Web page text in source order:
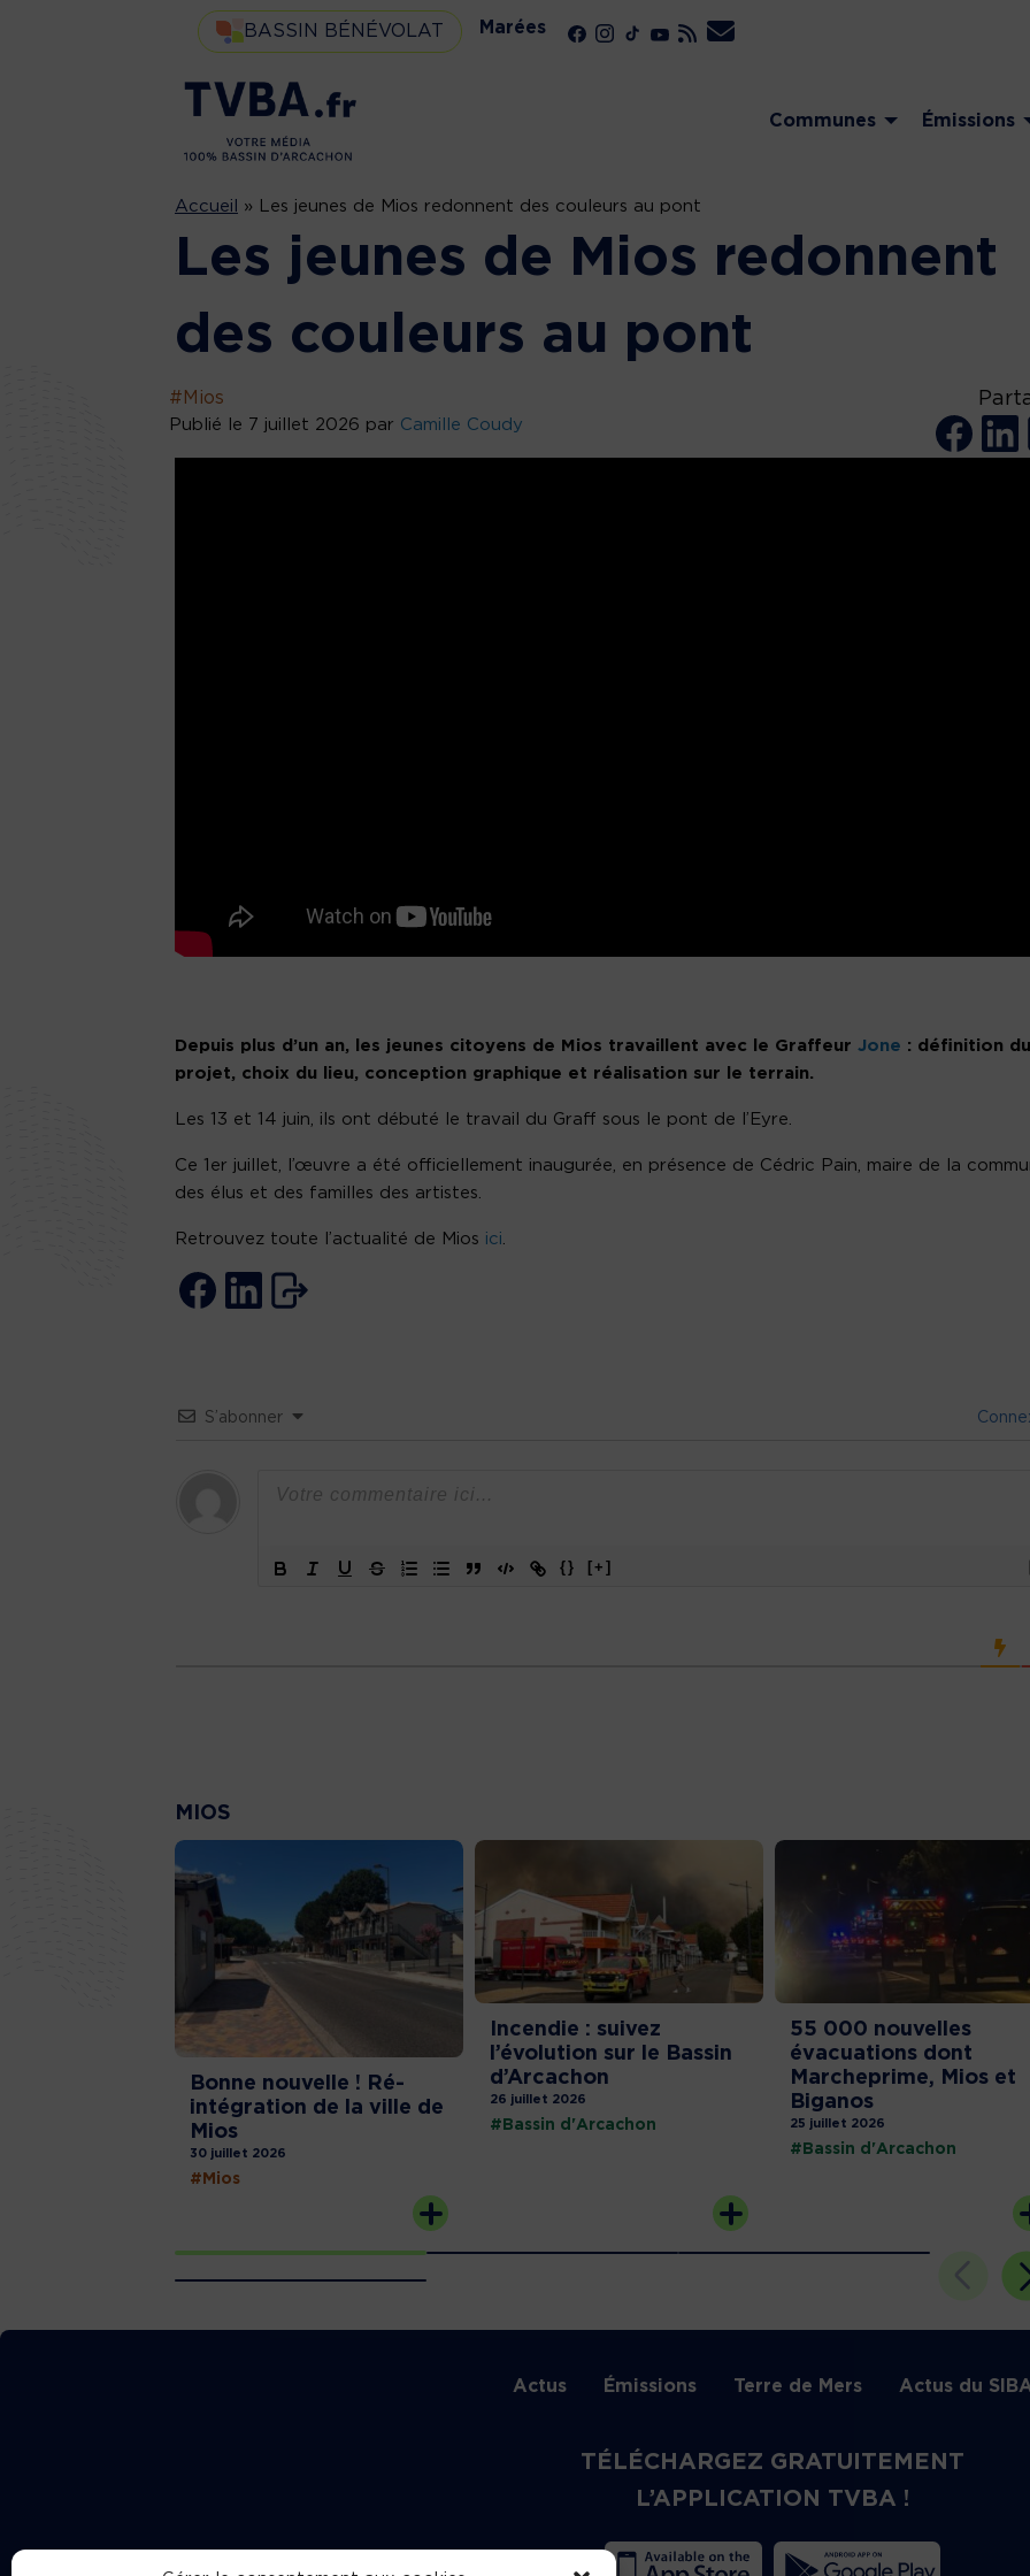
BASSIN BÉNÉVOLAT Marées
Communes Émissions
Accueil » Les jeunes de Mios redonnent des couleurs au pont
Les jeunes de Mios redonnent
des couleurs au pont
#Mios
Publié le 7 juillet 2026 par Camille Coudy
Depuis plus d’un an, les jeunes citoyens de Mios travaillent avec le Graffeur Jone : définition du
projet, choix du lieu, conception graphique et réalisation sur le terrain.
Les 13 et 14 juin, ils ont débuté le travail du Graff sous le pont de l’Eyre.
Ce 1er juillet, l’œuvre a été officiellement inaugurée, en présence de Cédric Pain, maire de la
des élus et des familles des artistes.
Retrouvez toute l’actualité de Mios ici.
S’abonner
{} [+]
MIOS
Bonne nouvelle ! Ré-
intégration de la ville de
Mios
30 juillet 2026
#Mios
Incendie : suivez
l’évolution sur le Bassin
d’Arcachon
26 juillet 2026
#Bassin d'Arcachon
55 000 nouvelles
évacuations dont
Marcheprime, Mios et
Biganos
25 juillet 2026
#Bassin d'Arcachon
Actus Émissions Terre de Mers Actus du
TÉLÉCHARGEZ GRATUITEMENT
L’APPLICATION TVBA !